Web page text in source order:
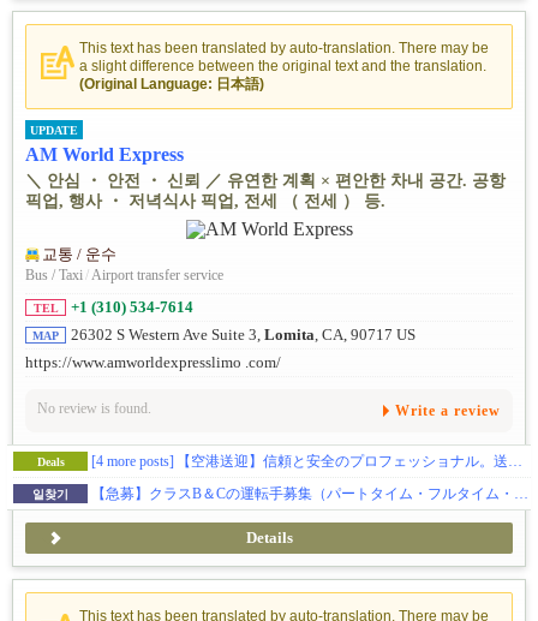
This text has been translated by auto-translation. There may be
a slight difference between the original text and the translation.
(Original Language: 日本語)
UPDATE
AM World Express
＼ 안심 ・ 안전 ・ 신뢰 ／ 유연한 계획 × 편안한 차내 공간. 공항
픽업, 행사 ・ 저녁식사 픽업, 전세 （ 전세 ） 등.
교통 / 운수
Bus / Taxi / Airport transfer service
TEL +1 (310) 534-7614
MAP 26302 S Western Ave Suite 3, Lomita , CA, 90717 US
https://www.amworldexpresslimo .com/
No review is found. Write a review
Deals [4 more posts] 【空港送迎】信頼と安全のプロフェッショナル。送迎のことならお任せを。
일찾기 【急募】クラスB＆Cの運転手募集（パートタイム・フルタイム・フリーランス）
Details
This text has been translated by auto-translation. There may be